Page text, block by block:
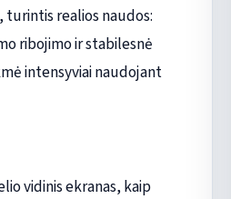
turintis realios naudos:
ribojimo ir stabilesnė
intensyviai naudojant
vidinis ekranas, kaip